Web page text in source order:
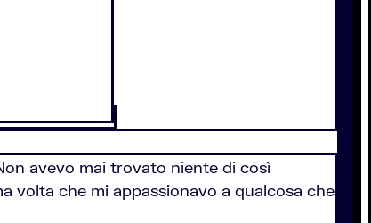
avevo mai trovato niente di così
volta che mi appassionavo a qualcosa che